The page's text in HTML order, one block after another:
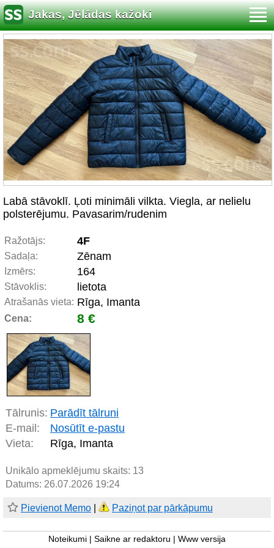
Jakas, Jēlādas kažoki
Labā stāvoklī. Ļoti minimāli vilkta. Viegla, ar nelielu
polsterējumu. Pavasarim/rudenim
Ražotājs: 4F
Sadaļa: Zēnam
Izmērs: 164
Stāvoklis: lietota
Atrašanās vieta: Rīga, Imanta
Cena: 8 €
Tālrunis: Parādīt tālruni
E-mail:
Nosūtīt e-pastu
Vieta:
Rīga, Imanta
Unikālo apmeklējumu skaits: 13
Datums: 26.07.2026 19:24
Pievienot Memo Paziņot par pārkāpumu
Noteikumi Saikne ar redaktoru Www versija